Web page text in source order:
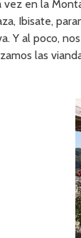
vez en la
Ibisate,
Y al poco,
las